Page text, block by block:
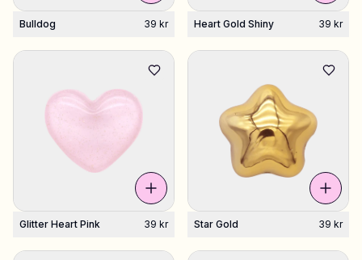
Bulldog 39 kr Heart Gold Shiny 39 kr
Glitter Heart Pink 39 kr Star Gold 39 kr